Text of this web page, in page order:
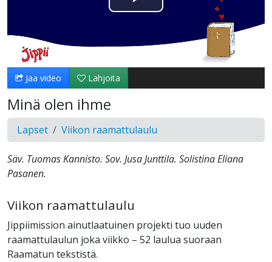
Toista
Video
Jaa video Lahjoita
Minä olen ihme
Lapset Viikon raamattulaulu
Säv. Tuomas Kannisto. Sov. Jusa Junttila. Solistina Eliana
Pasanen.
Viikon raamattulaulu
Jippiimission ainutlaatuinen projekti tuo uuden
raamattulaulun joka viikko – 52 laulua suoraan
Raamatun tekstistä.